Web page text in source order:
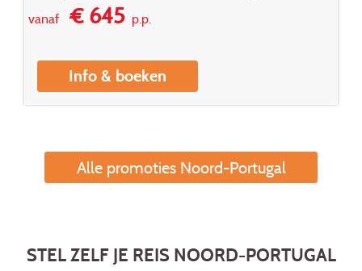
vanaf€ 645p.p.
Info & boeken
Alle promoties Noord-Portugal
STEL ZELF JE REIS NOORD-PORTUGAL